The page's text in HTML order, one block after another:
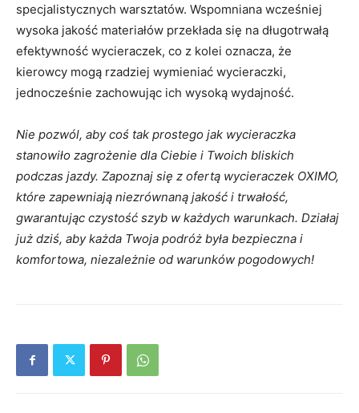
specjalistycznych warsztatów. Wspomniana wcześniej
wysoka jakość materiałów przekłada się na długotrwałą
efektywność wycieraczek, co z kolei oznacza, że
kierowcy mogą rzadziej wymieniać wycieraczki,
jednocześnie zachowując ich wysoką wydajność.
Nie pozwól, aby coś tak prostego jak wycieraczka
stanowiło zagrożenie dla Ciebie i Twoich bliskich
podczas jazdy. Zapoznaj się z ofertą wycieraczek OXIMO,
które zapewniają niezrównaną jakość i trwałość,
gwarantując czystość szyb w każdych warunkach. Działaj
już dziś, aby każda Twoja podróż była bezpieczna i
komfortowa, niezależnie od warunków pogodowych!